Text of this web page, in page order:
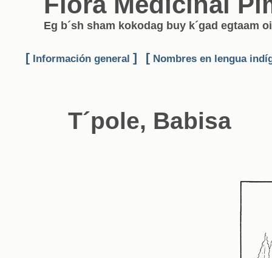
Eg b´sh sham kokodag buy k´gad egtaam
[ Información general ] [ Nombres en lengua
T´pole, Babisa